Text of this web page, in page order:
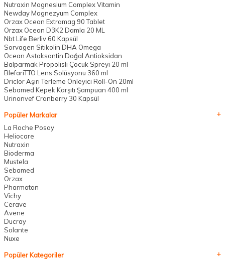
Nutraxin Magnesium Complex Vitamin
Newday Magnezyum Complex
Orzax Ocean Extramag 90 Tablet
Orzax Ocean D3K2 Damla 20 ML
Nbt Life Berliv 60 Kapsül
Sorvagen Sitikolin DHA Omega
Ocean Astaksantin Doğal Antioksidan
Balparmak Propolisli Çocuk Spreyi 20 ml
BlefariTTO Lens Solüsyonu 360 ml
Driclor Aşırı Terleme Önleyici Roll-On 20ml
Sebamed Kepek Karşıtı Şampuan 400 ml
Urinonvef Cranberry 30 Kapsül
Popüler Markalar
La Roche Posay
Heliocare
Nutraxin
Bioderma
Mustela
Sebamed
Orzax
Pharmaton
Vichy
Cerave
Avene
Ducray
Solante
Nuxe
Popüler Kategoriler